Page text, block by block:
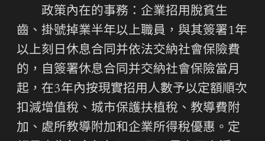
政策內在的事務：企業招用脫貧生
齒、掛號掉業半年以上職員，與其簽署1年
以上刻日休息合同并依法交納社會保險費
的，自簽署休息合同并交納社會保險當月
起，在3年內按現實招用人數予以定額順次
扣減增值稅、城市保護扶植稅、教導費附
加、處所教導附加和企業所得稅優惠。定